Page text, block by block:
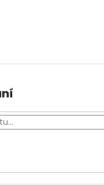
HLADKÁ 145 MM